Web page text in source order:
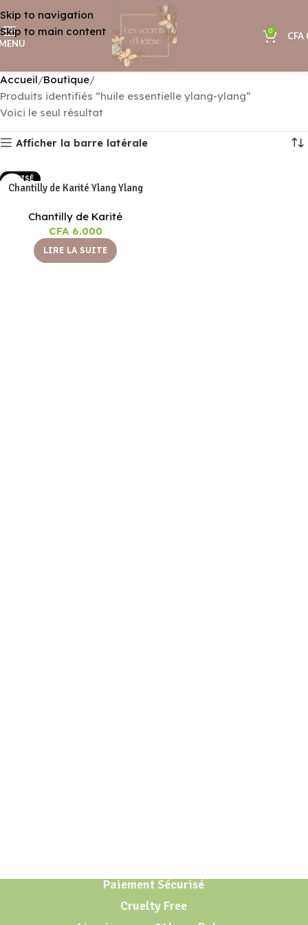
Skip to navigation
Skip to main content
0 CFA
Accueil Boutique
Produits identifiés “huile essentielle ylang-ylang”
Voici le seul résultat
Afficher la barre latérale
EPUISÉ
Chantilly de Karité Ylang Ylang
Chantilly de Karité
CFA6.000
LIRE LA SUITE
Paiement Sécurisé
Cruelty Free